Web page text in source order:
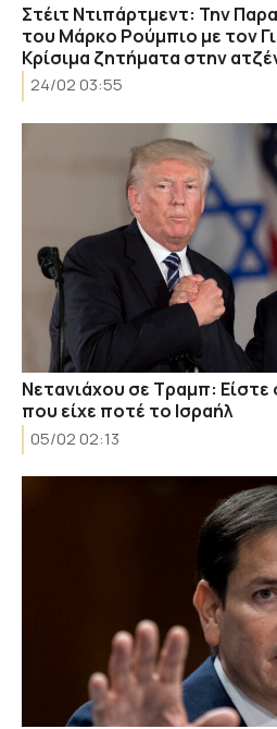
Στέιτ Ντιπάρτμεντ: Την
του Μάρκο Ρούμπιο με τον
Κρίσιμα ζητήματα στην
24/02 03:55
Νετανιάχου σε Τραμπ:
που είχε ποτέ το Ισραήλ
05/02 02:13